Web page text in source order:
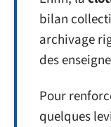
bilan
archivage
des
Pour
quelques